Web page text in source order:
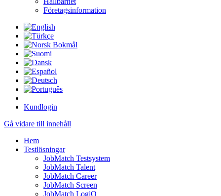
Företagsinformation
Kundlogin
Gå vidare till innehåll
Hem
Testlösningar
JobMatch Testsystem
JobMatch Talent
JobMatch Career
JobMatch Screen
JobMatch LogiQ